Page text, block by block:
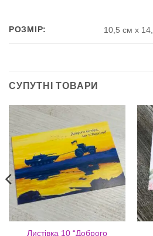
РОЗМІР: 10,5 см х
СУПУТНІ ТОВАРИ
Листівка 10 “Доброго